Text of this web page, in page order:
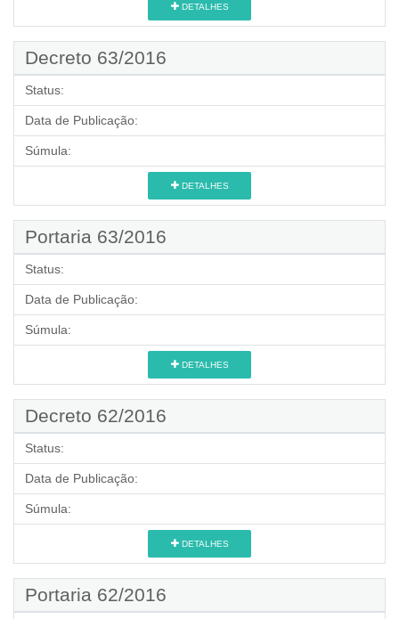
DETALHES
Decreto 63/2016
Status:
Data de Publicação:
Súmula:
DETALHES
Portaria 63/2016
Status:
Data de Publicação:
Súmula:
DETALHES
Decreto 62/2016
Status:
Data de Publicação:
Súmula:
DETALHES
Portaria 62/2016